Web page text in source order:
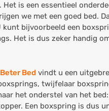
is een essentieel
we met een goed bed.
bijvoorbeeld een
Het is dus zeker handig
Beter Bed vindt u een
twijfelaar
het onderstel van het
Een boxspring is dus